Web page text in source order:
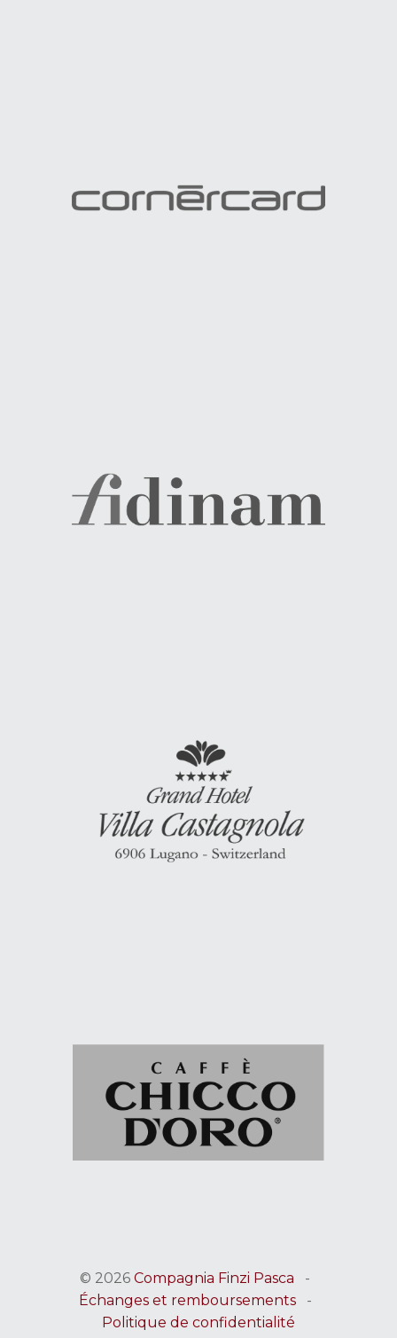
© 2026 Compagnia Finzi Pasca -
Échanges et remboursements-
Politique de confidentialité